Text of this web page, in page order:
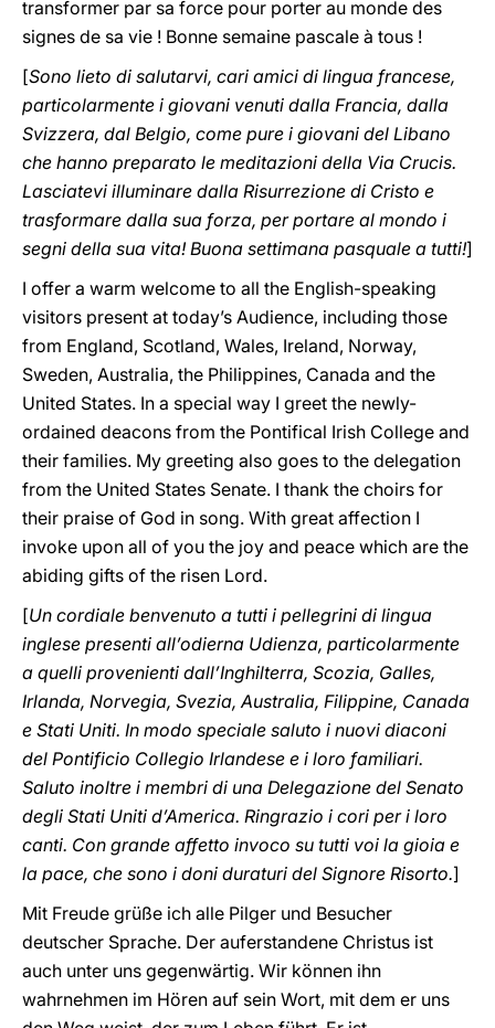
transformer par sa force pour porter au monde des
signes de sa vie ! Bonne semaine pascale à tous !
[Sono lieto di salutarvi, cari amici di lingua francese,
particolarmente i giovani venuti dalla Francia, dalla
Svizzera, dal Belgio, come pure i giovani del Libano
che hanno preparato le meditazioni della Via Crucis.
Lasciatevi illuminare dalla Risurrezione di Cristo e
trasformare dalla sua forza, per portare al mondo i
segni della sua vita! Buona settimana pasquale a tutti!]
I offer a warm welcome to all the English-speaking
visitors present at today’s Audience, including those
from England, Scotland, Wales, Ireland, Norway,
Sweden, Australia, the Philippines, Canada and the
United States. In a special way I greet the newly-
ordained deacons from the Pontifical Irish College and
their families. My greeting also goes to the delegation
from the United States Senate. I thank the choirs for
their praise of God in song. With great affection I
invoke upon all of you the joy and peace which are the
abiding gifts of the risen Lord.
[Un cordiale benvenuto a tutti i pellegrini di lingua
inglese presenti all’odierna Udienza, particolarmente
a quelli provenienti dall’Inghilterra, Scozia, Galles,
Irlanda, Norvegia, Svezia, Australia, Filippine, Canada
e Stati Uniti. In modo speciale saluto i nuovi diaconi
del Pontificio Collegio Irlandese e i loro familiari.
Saluto inoltre i membri di una Delegazione del Senato
degli Stati Uniti d’America. Ringrazio i cori per i loro
canti. Con grande affetto invoco su tutti voi la gioia e
la pace, che sono i doni duraturi del Signore Risorto.]
Mit Freude grüße ich alle Pilger und Besucher
deutscher Sprache. Der auferstandene Christus ist
auch unter uns gegenwärtig. Wir können ihn
wahrnehmen im Hören auf sein Wort, mit dem er uns